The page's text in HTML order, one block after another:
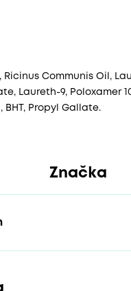
Ricinus Communis Oil,
Laureth-9, Poloxamer
BHT, Propyl Gallate.
Značka